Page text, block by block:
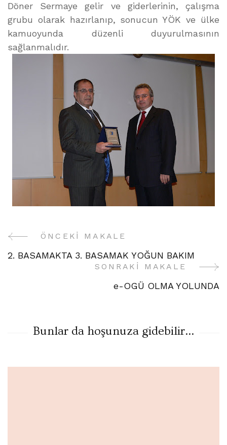
Döner Sermaye gelir ve giderlerinin, çalışma
grubu olarak hazırlanıp, sonucun YÖK ve ülke
kamuoyunda düzenli duyurulmasının
sağlanmalıdır.
YazıÖNCEKI MAKALE
2. BASAMAKTA 3. BASAMAK YOĞUN BAKIM
SONRAKI MAKALE
e-OGÜ OLMA YOLUNDA
Bunlar da hoşunuza gidebilir...